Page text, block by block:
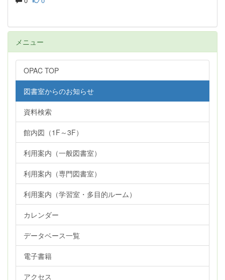
メニュー
OPAC TOP
図書室からのお知らせ
資料検索
館内図（1F～3F）
利用案内（一般図書室）
利用案内（専門図書室）
利用案内（学習室・多目的ルーム）
カレンダー
データベース一覧
電子書籍
アクセス